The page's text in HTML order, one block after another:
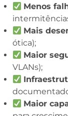
Menos
Mais
ótica);
Maior
VLANs);
Maior